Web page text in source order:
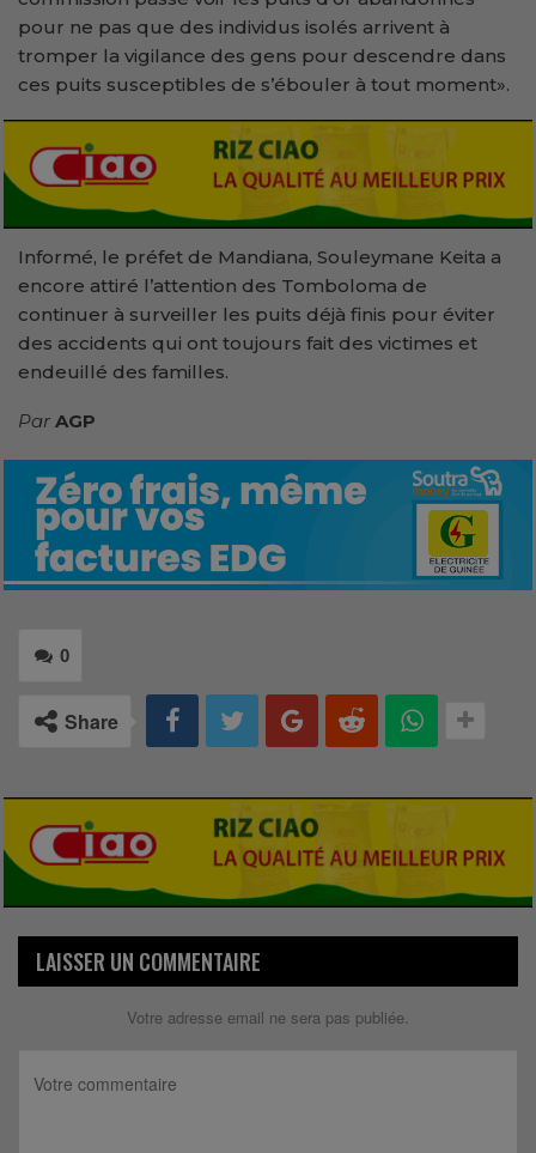
pour ne pas que des individus isolés arrivent à
tromper la vigilance des gens pour descendre dans
ces puits susceptibles de s’ébouler à tout moment».
Informé, le préfet de Mandiana, Souleymane Keita a
encore attiré l’attention des Tomboloma de
continuer à surveiller les puits déjà finis pour éviter
des accidents qui ont toujours fait des victimes et
endeuillé des familles.
Par AGP
0
Share
LAISSER UN COMMENTAIRE
Votre adresse email ne sera pas publiée.